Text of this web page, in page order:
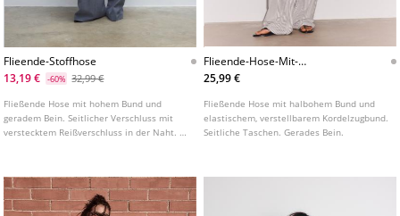
Flieende-Stoffhose
13,19 €
-60% 32,99 €
Fließende Hose mit hohem Bund und
geradem Bein. Seitlicher Verschluss mit
verstecktem Reißverschluss in der Naht. In
Flieende-Hose-Mit-
Leinenstreifen
25,99 €
Fließende Hose mit halbohem Bund und
elastischem, verstellbarem Kordelzugbund.
Seitliche Taschen. Gerades Bein.